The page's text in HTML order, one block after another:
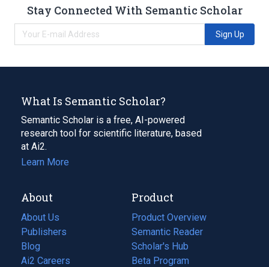
Stay Connected With Semantic Scholar
Sign Up
What Is Semantic Scholar?
Semantic Scholar is a free, AI-powered
research tool for scientific literature, based
at Ai2.
Learn More
About
About Us
Publishers
Blog
(opens
in
Ai2 Careers
(opens
Product
Product Overview
Semantic Reader
Scholar's Hub
Beta Program